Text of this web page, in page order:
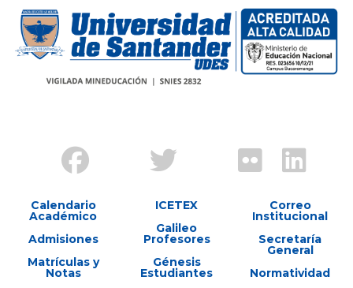
Calendario
Académico
Admisiones
Matrículas y
Notas
ICETEX
Galileo
Profesores
Génesis
Estudiantes
Correo
Institucional
Secretaría
General
Normatividad